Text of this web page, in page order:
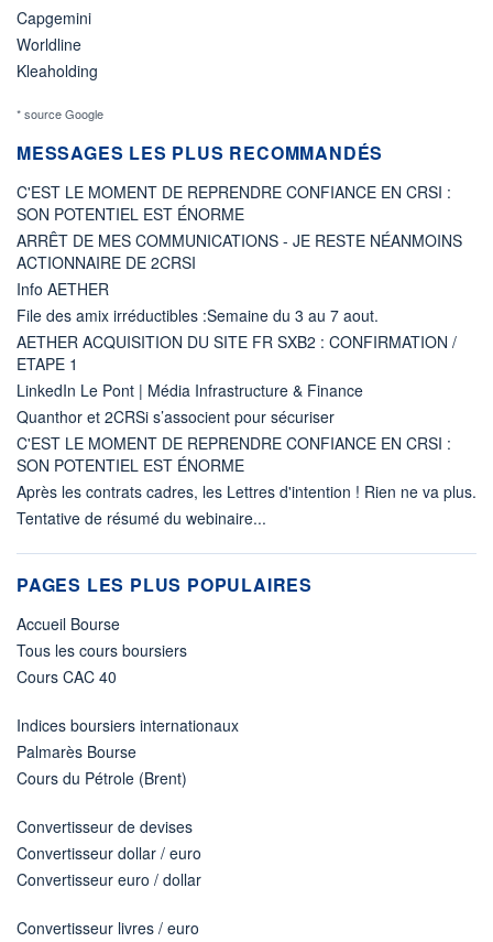
Capgemini
Worldline
Kleaholding
* source Google
MESSAGES LES PLUS RECOMMANDÉS
C'EST LE MOMENT DE REPRENDRE CONFIANCE EN CRSI :
SON POTENTIEL EST ÉNORME
ARRÊT DE MES COMMUNICATIONS - JE RESTE NÉANMOINS
ACTIONNAIRE DE 2CRSI
Info AETHER
File des amix irréductibles :Semaine du 3 au 7 aout.
AETHER ACQUISITION DU SITE FR SXB2 : CONFIRMATION /
ETAPE 1
LinkedIn Le Pont | Média Infrastructure & Finance
Quanthor et 2CRSi s’associent pour sécuriser
C'EST LE MOMENT DE REPRENDRE CONFIANCE EN CRSI :
SON POTENTIEL EST ÉNORME
Après les contrats cadres, les Lettres d'intention ! Rien ne va plus.
Tentative de résumé du webinaire...
PAGES LES PLUS POPULAIRES
Accueil Bourse
Tous les cours boursiers
Cours CAC 40
Indices boursiers internationaux
Palmarès Bourse
Cours du Pétrole (Brent)
Convertisseur de devises
Convertisseur dollar / euro
Convertisseur euro / dollar
Convertisseur livres / euro